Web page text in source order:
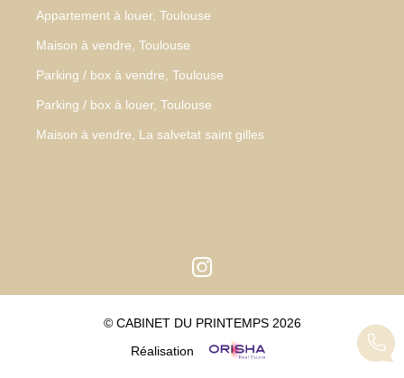
Appartement à louer, Toulouse
Maison à vendre, Toulouse
Parking / box à vendre, Toulouse
Parking / box à louer, Toulouse
Maison à vendre, La salvetat saint gilles
© CABINET DU PRINTEMPS 2026
Réalisation